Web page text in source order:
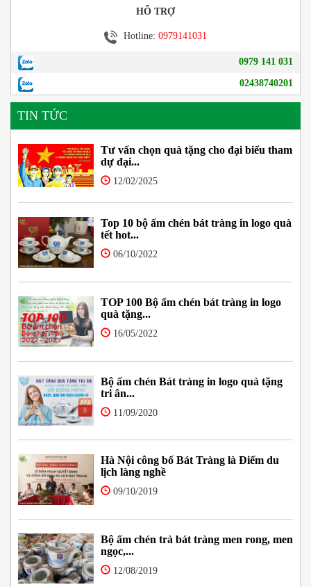
HỖ TRỢ
Hotline: 0979141031
0979 141 031
02438740201
TIN TỨC
Tư vấn chọn quà tặng cho đại biểu tham
dự đại...
12/02/2025
Top 10 bộ ấm chén bát tràng in logo quà
tết hot...
06/10/2022
TOP 100 Bộ ấm chén bát tràng in logo
quà tặng...
16/05/2022
Bộ ấm chén Bát tràng in logo quà tặng
tri ân...
11/09/2020
Hà Nội công bố Bát Tràng là Điểm du
lịch làng nghề
09/10/2019
Bộ ấm chén trà bát tràng men rong, men
ngọc,...
12/08/2019